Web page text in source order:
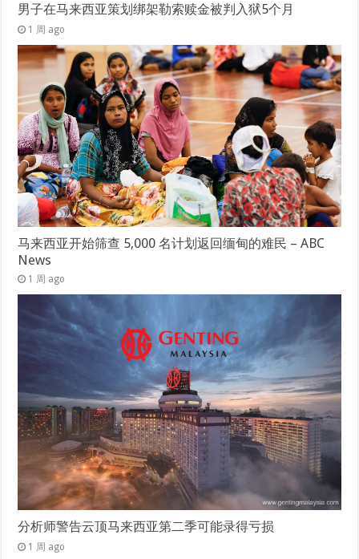
男子在马来西亚策划绑架勒索赎金被判入狱5个月
1 周 ago
马来西亚开始筛查 5,000 名计划返回缅甸的难民 – ABC
News
1 周 ago
分析师警告云顶马来西亚第二季可能录得亏损
1 周 ago